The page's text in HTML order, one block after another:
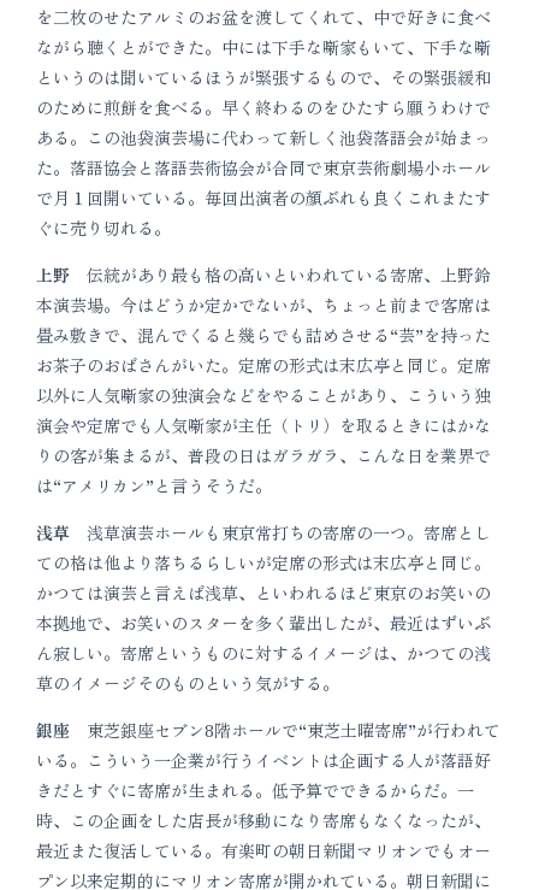
を二枚のせたアルミのお盆を渡してくれて、中で好きに食べ
ながら聴くとができた。中には下手な噺家もいて、下手な噺
というのは聞いているほうが緊張するもので、その緊張緩和
のために煎餅を食べる。早く終わるのをひたすら願うわけで
ある。この池袋演芸場に代わって新しく池袋落語会が始まっ
た。落語協会と落語芸術協会が合同で東京芸術劇場小ホール
で月１回開いている。毎回出演者の顔ぶれも良くこれまたす
ぐに売り切れる。
上野 伝統があり最も格の高いといわれている寄席、上野鈴
本演芸場。今はどうか定かでないが、ちょっと前まで客席は
畳み敷きで、混んでくると幾らでも詰めさせる“芸”を持った
お茶子のおばさんがいた。定席の形式は末広亭と同じ。定席
以外に人気噺家の独演会などをやることがあり、こういう独
演会や定席でも人気噺家が主任（トリ）を取るときにはかな
りの客が集まるが、普段の日はガラガラ、こんな日を業界で
は“アメリカン”と言うそうだ。
浅草 浅草演芸ホールも東京常打ちの寄席の一つ。寄席とし
ての格は他より落ちるらしいが定席の形式は末広亭と同じ。
かつては演芸と言えば浅草、といわれるほど東京のお笑いの
本拠地で、お笑いのスターを多く輩出したが、最近はずいぶ
ん寂しい。寄席というものに対するイメージは、かつての浅
草のイメージそのものという気がする。
銀座 東芝銀座セブン8階ホールで“東芝土曜寄席”が行われて
いる。こういう一企業が行うイベントは企画する人が落語好
きだとすぐに寄席が生まれる。低予算でできるからだ。一
時、この企画をした店長が移動になり寄席もなくなったが、
最近また復活している。有楽町の朝日新聞マリオンでもオー
プン以来定期的にマリオン寄席が開かれている。朝日新聞に